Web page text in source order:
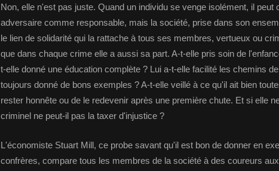
Non, elle n'est pas juste. Quand un individu se venge isolément, il peut
adversaire comme responsable, mais la société, prise dans son
le lien de solidarité qui la rattache à tous ses membres, vertueux ou
que dans chaque crime elle a aussi sa part. A-t-elle pris soin de
t-elle donné une éducation complète ? Lui a-t-elle facilité les chemins
toujours donné de bons exemples ? A-t-elle veillé à ce qu'il ait bien
rester honnête ou de le redevenir après une première chute. Et si elle
criminel ne peut-il pas la taxer d'injustice ?
L'économiste Stuart Mill, ce probe savant qu'il est bon de donner en
confrères, compare tous les membres de la société à des coureurs